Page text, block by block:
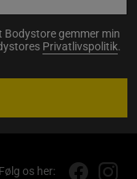
Bodystore gemmer min
Privatlivspolitik.
Følg os her: